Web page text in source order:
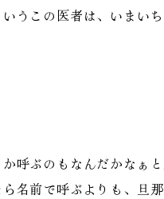
うこの医者は、いまい
か呼ぶのもなんだかな
名前で呼ぶよりも、旦